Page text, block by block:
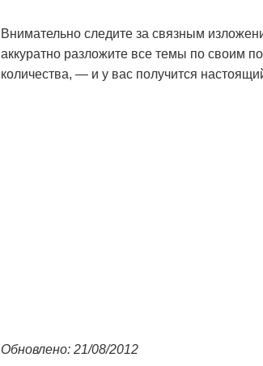
Внимательно следите за связным
аккуратно разложите все темы по своим
количества, — и у вас получится
Обновлено: 21/08/2012